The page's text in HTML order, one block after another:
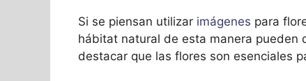
Si se piensan utilizar imágenes para
hábitat natural de esta manera pueden
destacar que las flores son esenciales